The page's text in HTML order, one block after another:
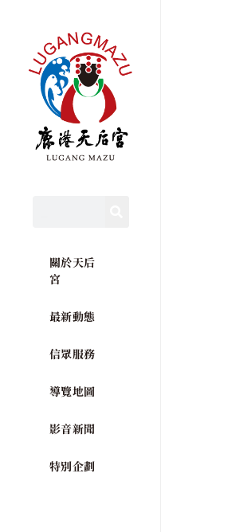
關於天后
宮
最新動態
信眾服務
導覽地圖
影音新聞
特別企劃